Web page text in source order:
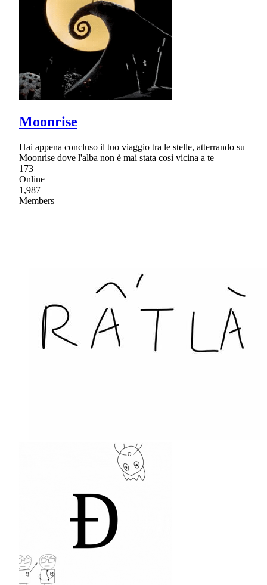
Moonrise
Hai appena concluso il tuo viaggio tra le stelle, atterrando su
Moonrise dove l'alba non è mai stata così vicina a te
173
Online
1,987
Members